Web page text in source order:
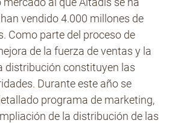
vendido 4.000 millones de
Como parte del proceso de
de la fuerza de ventas y la
distribución constituyen las
Durante este año se
programa de marketing,
de la distribución de las